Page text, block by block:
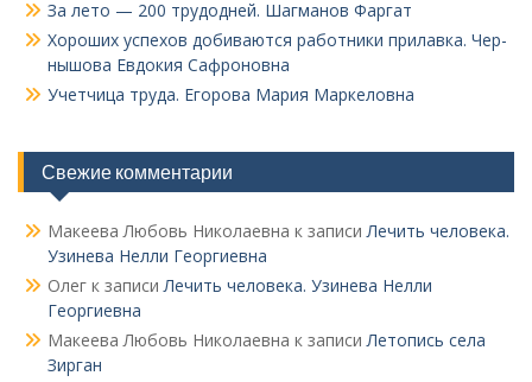
За лето — 200 трудодней. Шагманов Фаргат
Хороших успехов добиваются работники прилавка. Чер­
нышова Евдокия Сафроновна
Учетчица труда. Его­рова Мария Маркеловна
Свежие комментарии
Макеева Любовь Николаевна к записиЛечить человека.
Узинева Нелли Георгиевна
Олег к записиЛечить человека. Узинева Нелли
Георгиевна
Макеева Любовь Николаевна к записиЛетопись села
Зирган